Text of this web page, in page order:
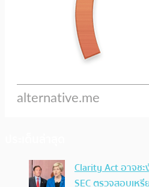
Clarity Act อาจช
SEC ตรวจสอบเห